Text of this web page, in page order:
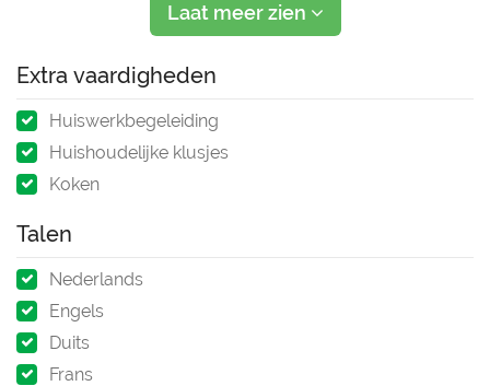
handicaps. Echter geeft het helpen en o
Laat meer zien
Extra vaardigheden
Huiswerkbegeleiding
Huishoudelijke klusjes
Koken
Talen
Nederlands
Engels
Duits
Frans